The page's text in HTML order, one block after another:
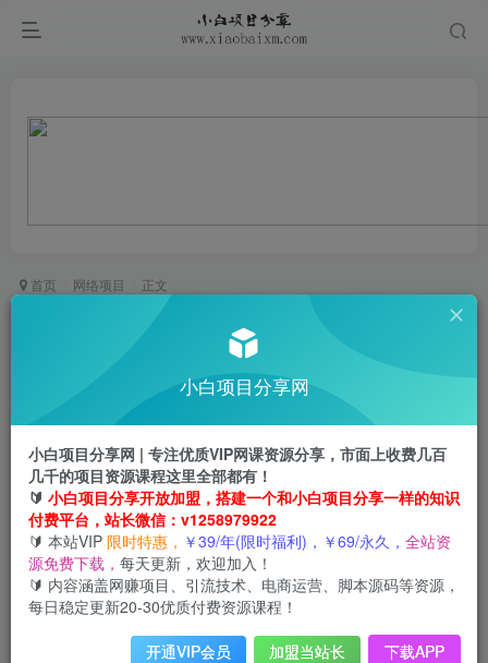
首页 网络项目 正文
懒人玩法AI生成猫咪图片视频，20涨1.2W万粉，
1年前更新
关注
0 88 33
此内容为会员免费，请付费后查看
云币3 限时特惠
云币 99
年VIP免费 终身VIP会员免费
会员免费 已售 10
小白项目分享网
小白项目分享网 | 专注优质VIP网课资源分享，市面上收费几百
几千的项目资源课程这里全部都有！
🔰 小白项目分享开放加盟，搭建一个和小白项目分享一样的知识
付费平台，站长微信：v1258979922
🔰 本站VIP 限时特惠， ￥39/年(限时福利)，￥69/永久， 全站资
源免费下载， 每天更新，欢迎加入！
🔰 内容涵盖网赚项目、引流技术、电商运营、脚本源码等资源，
每日稳定更新20-30优质付费资源课程！
开通VIP会员 加盟当站长 下载APP